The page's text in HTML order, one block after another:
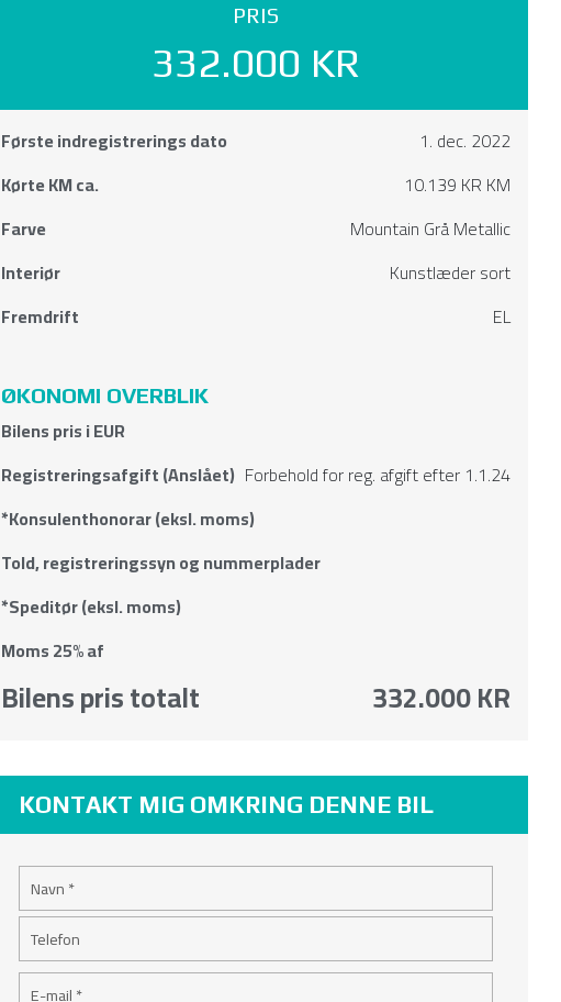
PRIS
332.000 KR
Første indregistrerings dato
1. dec. 2022
Kørte KM ca.
10.139 KR KM
Farve
Mountain Grå Metallic
Interiør
Kunstlæder sort
Fremdrift
EL
ØKONOMI OVERBLIK
Bilens pris i EUR
Registreringsafgift (Anslået) Forbehold for reg. afgift efter 1.1.24
*Konsulenthonorar (eksl. moms)
Told, registreringssyn og nummerplader
*Speditør (eksl. moms)
Moms 25% af
Bilens pris totalt 332.000 KR
KONTAKT MIG OMKRING DENNE BIL